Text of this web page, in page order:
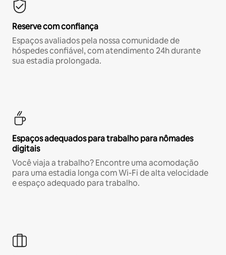
Reserve com confiança
Espaços avaliados pela nossa comunidade de
hóspedes confiável, com atendimento 24h durante
sua estadia prolongada.
Espaços adequados para trabalho para nômades
digitais
Você viaja a trabalho? Encontre uma acomodação
para uma estadia longa com Wi-Fi de alta velocidade
e espaço adequado para trabalho.